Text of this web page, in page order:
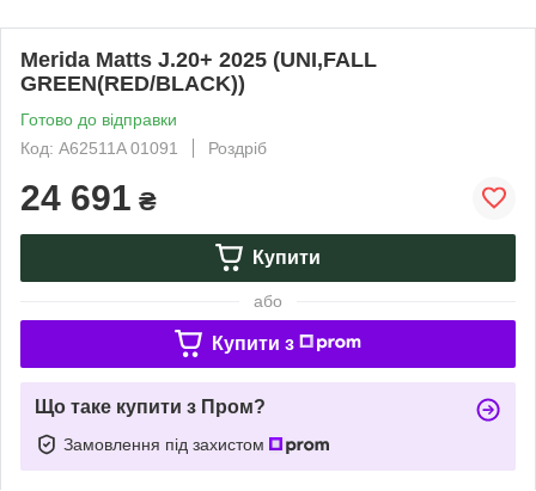
Merida Matts J.20+ 2025 (UNI,FALL
GREEN(RED/BLACK))
Готово до відправки
Код: A62511A 01091
Роздріб
24 691 ₴
Купити
або
Купити з
Що таке купити з Пром?
Замовлення під захистом